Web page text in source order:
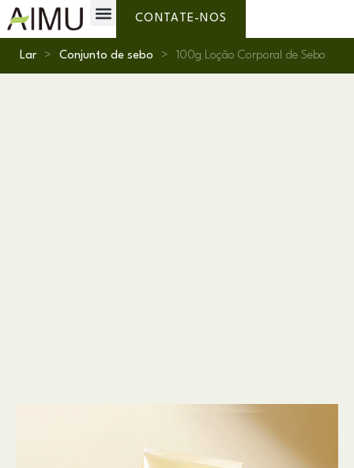
CONTATE-NOS
Lar > Conjunto de sebo > 100g Loção Corporal de Sebo